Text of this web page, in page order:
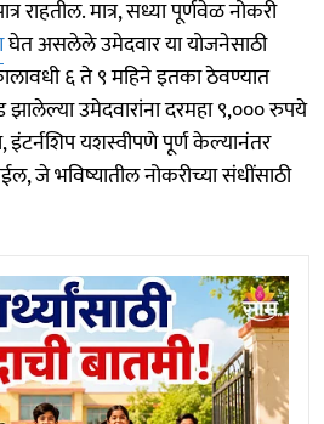
राहतील. मात्र, सध्या पूर्णवेळ नोकरी
घेत असलेले उमेदवार या योजनेसाठी
६ ते ९ महिने इतका ठेवण्यात
उमेदवारांना दरमहा ९,००० रुपये
यशस्वीपणे पूर्ण केल्यानंतर
जे भविष्यातील नोकरीच्या संधींसाठी